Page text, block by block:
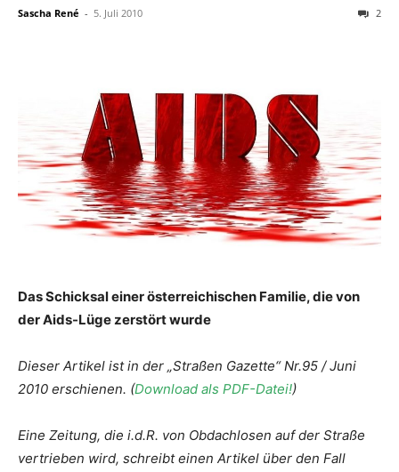
Sascha René - 5. Juli 2010 2
Das Schicksal einer österreichischen Familie, die von
der Aids-Lüge zerstört wurde
Dieser Artikel ist in der „Straßen Gazette“ Nr.95 / Juni
2010 erschienen. (Download als PDF-Datei!)
Eine Zeitung, die i.d.R. von Obdachlosen auf der Straße
vertrieben wird, schreibt einen Artikel über den Fall